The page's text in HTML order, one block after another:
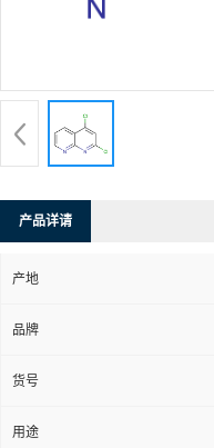
产品详请
产地
品牌
货号
用途